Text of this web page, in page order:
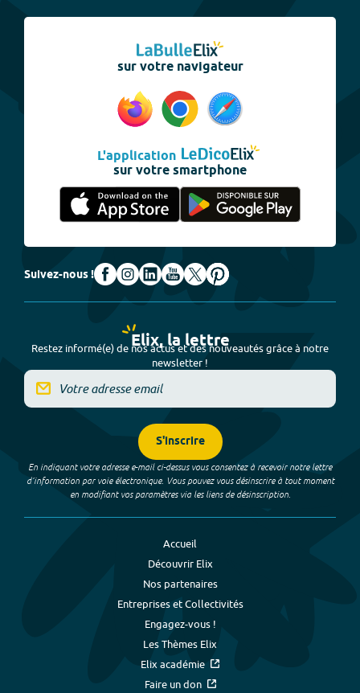
sur votre navigateur
L'application
sur votre smartphone
Suivez-nous !
Elix, la lettre
Restez informé(e) de nos actus et des nouveautés grâce à notre
newsletter !
S'inscrire
En indiquant votre adresse e-mail ci-dessus vous consentez à recevoir notre lettre
d’information par voie électronique. Vous pouvez vous désinscrire à tout moment
en modifiant vos paramètres via les liens de désinscription.
Accueil
Découvrir Elix
Nos partenaires
Entreprises et Collectivités
Engagez-vous !
Les Thèmes Elix
Elix académie
Faire un don